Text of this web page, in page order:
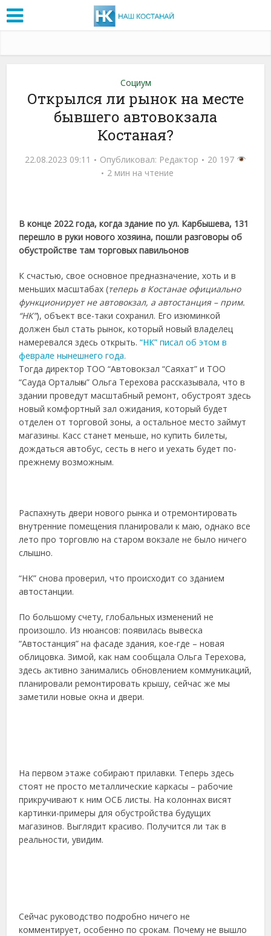
Социум
Открылся ли рынок на месте
бывшего автовокзала
Костаная?
22.08.2023 09:11 Опубликовал: Редактор
20 197
2 мин на чтение
В конце 2022 года, когда здание по ул. Карбышева, 131
перешло в руки нового хозяина, пошли разговоры об
обустройстве там торговых павильонов
К счастью, свое основное предназначение, хоть и в
меньших масштабах (теперь в Костанае официально
функционирует не автовокзал, а автостанция – прим.
“НК”), объект все-таки сохранил. Его изюминкой
должен был стать рынок, который новый владелец
намеревался здесь открыть.“НК” писал об этом в
феврале нынешнего года.
Тогда директор ТОО “Автовокзал “Саяхат” и ТОО
“Сауда Орталығы” Ольга Терехова рассказывала, что в
здании проведут масштабный ремонт, обустроят здесь
новый комфортный зал ожидания, который будет
отделен от торговой зоны, а остальное место займут
магазины. Касс станет меньше, но купить билеты,
дождаться автобус, сесть в него и уехать будет по-
прежнему возможным.
Распахнуть двери нового рынка и отремонтировать
внутренние помещения планировали к маю, однако все
лето про торговлю на старом вокзале не было ничего
слышно.
“НК” снова проверил, что происходит со зданием
автостанции.
По большому счету, глобальных изменений не
произошло. Из нюансов: появилась вывеска
“Автостанция” на фасаде здания, кое-где – новая
облицовка. Зимой, как нам сообщала Ольга Терехова,
здесь активно занимались обновлением коммуникаций,
планировали ремонтировать крышу, сейчас же мы
заметили новые окна и двери.
На первом этаже собирают прилавки. Теперь здесь
стоят не просто металлические каркасы – рабочие
прикручивают к ним ОСБ листы. На колоннах висят
картинки-примеры для обустройства будущих
магазинов. Выглядит красиво. Получится ли так в
реальности, увидим.
Сейчас руководство подробно ничего не
комментирует, особенно по срокам. Почему не вышло